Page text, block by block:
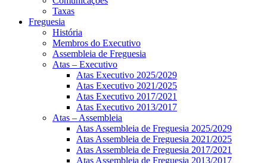
Taxas
Freguesia
História
Membros do Executivo
Assembleia de Freguesia
Atas – Executivo
Atas Executivo 2025/2029
Atas Executivo 2021/2025
Atas Executivo 2017/2021
Atas Executivo 2013/2017
Atas – Assembleia
Atas Assembleia de Freguesia 2025/2029
Atas Assembleia de Freguesia 2021/2025
Atas Assembleia de Freguesia 2017/2021
Atas Assembleia de Freguesia 2013/2017